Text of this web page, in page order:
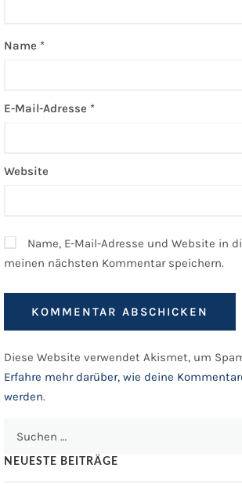
Name *
E-Mail-Adresse *
Website
Name, E-Mail-Adresse und Website in
meinen nächsten Kommentar speichern.
Diese Website verwendet Akismet, um
Erfahre mehr darüber, wie deine
werden.
NEUESTE BEITRÄGE